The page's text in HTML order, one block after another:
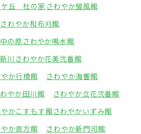
ケ丘 杜の家 さわやか螢風館
さわやか和布刈館
の原さわやか鳴水館
川 さわやか花美弐番館
か行橋館
さわやか海響館
やか田川館
さわやか立花弐番館
かこすもす館さわやかいずみ館
か直方館
さわやか新門司館